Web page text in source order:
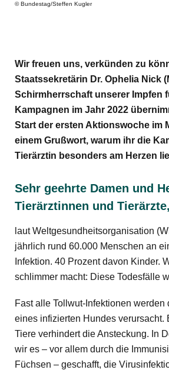
© Bundestag/Steffen Kugler
Wir freuen uns, verkünden zu
Staatssekretärin Dr. Ophelia Nick
Schirmherrschaft unserer Impfen
Kampagnen im Jahr 2022
Start der ersten Aktionswoche im
einem Grußwort, warum ihr die
Tierärztin besonders am Herzen
Sehr geehrte Damen und
Tierärztinnen und Tierärzte,
laut Weltgesundheitsorganisation
jährlich rund 60.000 Menschen an
Infektion. 40 Prozent davon Kinder.
schlimmer macht: Diese Todesfälle
Fast alle Tollwut-Infektionen werden
eines infizierten Hundes verursacht.
Tiere verhindert die Ansteckung. In
wir es – vor allem durch die
Füchsen – geschafft, die